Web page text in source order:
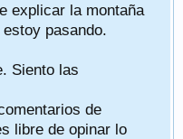
explicar la montaña
pasando.
Siento las
de
libre de opinar lo